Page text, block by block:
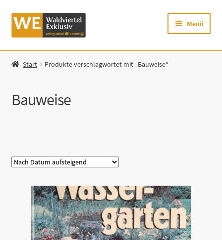
Zur
Navigation
Zum
Inhalt
Menü
Startseite
Mein Konto
Zur Waldviertel Exklusiv-Website
Start Produkte verschlagwortet mit „Bauweise“
Bauweise